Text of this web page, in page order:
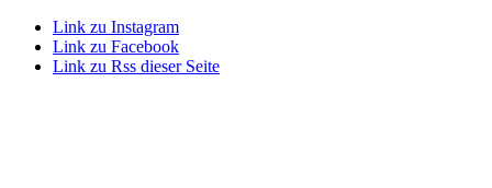
Link zu Instagram
Link zu Facebook
Link zu Rss dieser Seite